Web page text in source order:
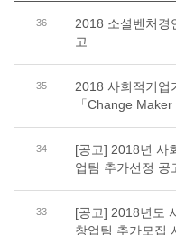
36
2018 소셜벤처경
고
35
2018 사회적기업
「Change Maker
34
[공고] 2018년 사
업팀 추가선정 공
33
[공고] 2018년도
창업팀 추가모집